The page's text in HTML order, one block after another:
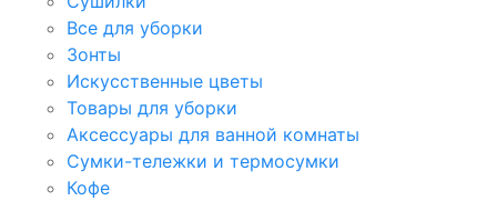
Все для уборки
Зонты
Искусственные цветы
Товары для уборки
Аксессуары для ванной комнаты
Сумки-тележки и термосумки
Кофе